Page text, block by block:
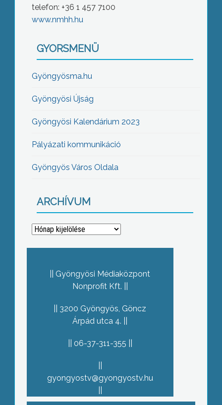
telefon: +36 1 457 7100
www.nmhh.hu
GYORSMENÜ
Gyöngyösma.hu
Gyöngyösi Újság
Gyöngyösi Kalendárium 2023
Pályázati kommunikáció
Gyöngyös Város Oldala
ARCHÍVUM
Archívum
Gyöngyösi Médiaközpont
Nonprofit Kft.
3200 Gyöngyös, Göncz
Árpád utca 4.
06-37-311-355
gyongyostv@gyongyostv.hu